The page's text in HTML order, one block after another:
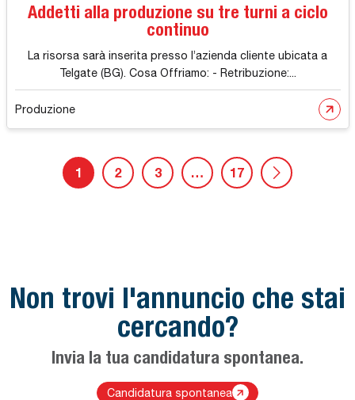
Addetti alla produzione su tre turni a ciclo
continuo
La risorsa sarà inserita presso l’azienda cliente ubicata a
Telgate (BG). Cosa Offriamo: - Retribuzione:...
Produzione
1 2 3 …
17
Pagina
Non trovi l'annuncio che stai
cercando?
Invia la tua candidatura spontanea.
Candidatura spontanea